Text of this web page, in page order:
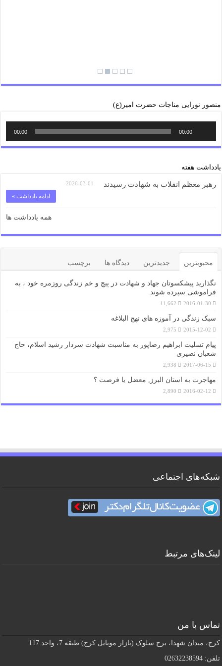
منصور نورایی مناجات حضرت امیر(ع)
00:00
00:00
یادداشت هفته
رهبر معظم انقلاب به شهادت رسیدند 2026-03-01
ادامه یادداشت »
همه یادداشت ها
محبوبترین جدیدترین دیدگاه ها برچسب
نگذارید پیشکسوتان جهاد و شهادت در پیچ و خم زندگی روزمره خود ، به
فراموشی سپرده شوند.
2016-01-30
11,662
سبک زندگی در آموزه های نهج البلاغه
2015-12-02
2,975
پیام تسلیت ابراهیم رضاپور به مناسبت شهادت سردار رشید اسلام، حاج
شعبان نصیری
2017-06-15
2,938
مهاجرت به استان البرز, معضل یا فرصت ؟
2016-02-12
2,890
شبکه‌های اجتماعی
لینک‌های مرتبط
تماس با من
کرج، میدان شهدا، برج سلوک (بازار موبایل کرج) طبقه 7، واحد 117
تلفن: 02632238594